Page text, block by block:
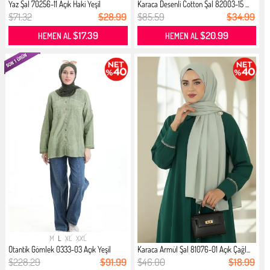
Yaz Şal 70256-11 Açık Haki Yeşil
$71.32 $28.99
HEMEN AL$17.39
Karaca Desenli Cotton Şal 82003-15 ...
$85.59 $34.99
HEMEN AL$20.99
M L XL XXL
Otantik Gömlek 0333-03 Açık Yeşil
$228.29 $91.99
Karaca Armül Şal 81076-01 Açık Çağl...
$46.00 $18.99